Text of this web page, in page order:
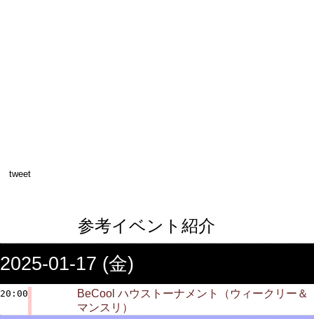
tweet
参考イベント紹介
2025-01-17 (金)
20:00
BeCool ハウストーナメント（ウィークリー＆
マンスリ）